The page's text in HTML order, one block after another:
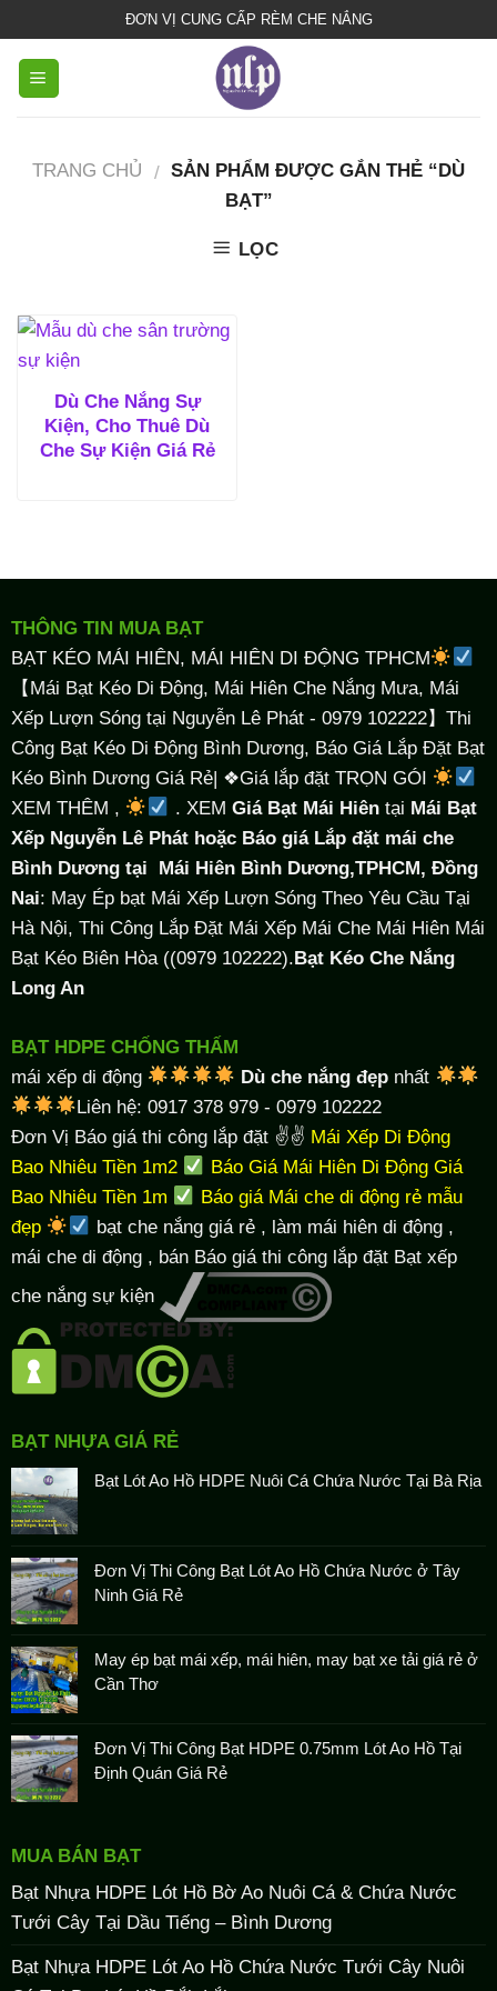
che
nắng
mưa
ĐƠN VỊ CUNG CẤP RÈM CHE NẮNG
TRANG CHỦ / SẢN PHẨM ĐƯỢC GẮN THẺ “DÙ
BẠT”
LỌC
Dù Che Nắng Sự
Kiện, Cho Thuê Dù
Che Sự Kiện Giá Rẻ
THÔNG TIN MUA BẠT
BẠT KÉO MÁI HIÊN, MÁI HIÊN DI ĐỘNG TPHCM
【Mái Bạt Kéo Di Động, Mái Hiên Che Nắng Mưa, Mái
Xếp Lượn Sóng tại Nguyễn Lê Phát - 0979 102222】Thi
Công Bạt Kéo Di Động Bình Dương, Báo Giá Lắp Đặt Bạt
Kéo Bình Dương Giá Rẻ| ❖Giá lắp đặt TRỌN GÓI
XEM THÊM ,
. XEM Giá Bạt Mái Hiêntại Mái Bạt
Xếp Nguyễn Lê Phát hoặc Báo giá Lắp đặt mái che
Bình Dương tại Mái Hiên Bình Dương,TPHCM, Đồng
Nai: May Ép bạt Mái Xếp Lượn Sóng Theo Yêu Cầu Tại
Hà Nội, Thi Công Lắp Đặt Mái Xếp Mái Che Mái Hiên Mái
Bạt Kéo Biên Hòa ((0979 102222).Bạt Kéo Che Nắng
Long An
BẠT HDPE CHỐNG THẤM
mái xếp di động Dù che nắng đẹp nhất
Liên hệ: 0917 378 979 - 0979 102222
Đơn Vị Báo giá thi công lắp đặt ✌✌ Mái Xếp Di Động
Bao Nhiêu Tiền 1m2
Báo Giá Mái Hiên Di Động Giá
Bao Nhiêu Tiền 1m
Báo giá Mái che di động rẻ mẫu
đẹp
bạt che nắng giá rẻ, làm mái hiên di động,
mái che di động , bán Báo giá thi công lắp đặt Bạt xếp
che nắng sự kiện
BẠT NHỰA GIÁ RẺ
Bạt Lót Ao Hồ HDPE Nuôi Cá Chứa Nước Tại Bà Rịa
Đơn Vị Thi Công Bạt Lót Ao Hồ Chứa Nước ở Tây
Ninh Giá Rẻ
May ép bạt mái xếp, mái hiên, may bạt xe tải giá rẻ ở
Cần Thơ
Đơn Vị Thi Công Bạt HDPE 0.75mm Lót Ao Hồ Tại
Định Quán Giá Rẻ
MUA BÁN BẠT
Bạt Nhựa HDPE Lót Hồ Bờ Ao Nuôi Cá & Chứa Nước
Tưới Cây Tại Dầu Tiếng – Bình Dương
Bạt Nhựa HDPE Lót Ao Hồ Chứa Nước Tưới Cây Nuôi